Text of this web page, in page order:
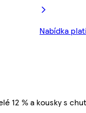
Nabídka
12 % a kousky s